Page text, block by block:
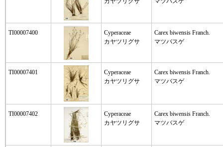
TI00007400
Cyperaceae
カヤツリグサ
Carex biwensis Franch.
マツバスゲ
TI00007401
Cyperaceae
カヤツリグサ
Carex biwensis Franch.
マツバスゲ
TI00007402
Cyperaceae
カヤツリグサ
Carex biwensis Franch.
マツバスゲ